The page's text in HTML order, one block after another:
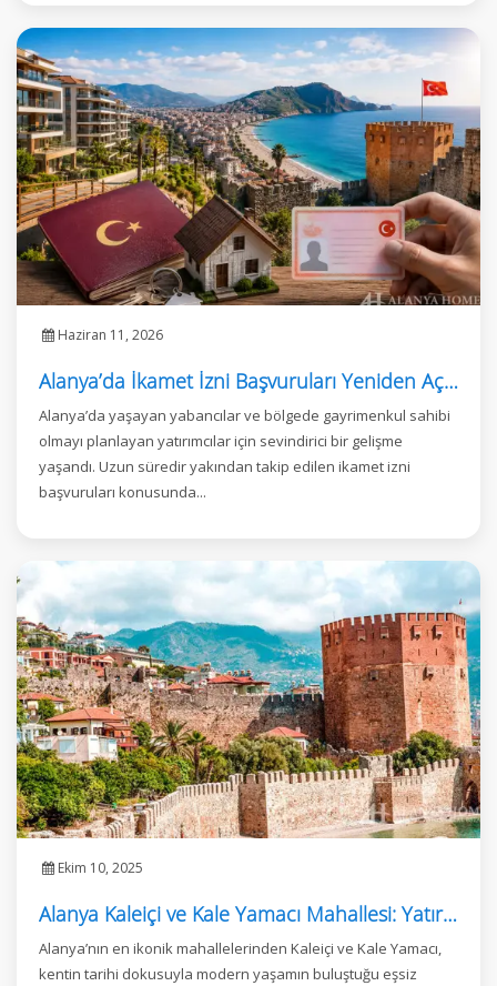
Haziran 11, 2026
Alanya’da İkamet İzni Başvuruları Yeniden Açıldı
Alanya’da yaşayan yabancılar ve bölgede gayrimenkul sahibi
olmayı planlayan yatırımcılar için sevindirici bir gelişme
yaşandı. Uzun süredir yakından takip edilen ikamet izni
başvuruları konusunda...
Ekim 10, 2025
Alanya Kaleiçi ve Kale Yamacı Mahallesi: Yatırım ve Lüks Yaşamın Buluştuğu Nokta
Alanya’nın en ikonik mahallelerinden Kaleiçi ve Kale Yamacı,
kentin tarihi dokusuyla modern yaşamın buluştuğu eşsiz